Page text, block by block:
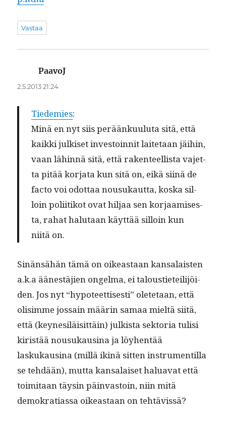
Vastaa
PaavoJ
2.5.2013 21:24
Tiedemies:
Minä en nyt siis peräänku­u­lu­ta sitä, että
kaik­ki julkiset investoin­nit laite­taan jäi­hin,
vaan lähin­nä sitä, että rak­en­teel­lista vajet­
ta pitää kor­ja­ta kun sitä on, eikä siinä de
fac­to voi odot­taa nousukaut­ta, kos­ka sil­
loin poli­itikot ovat hil­jaa sen kor­jaamis­es­
ta, rahat halu­taan käyt­tää sil­loin kun
niitä on.
Sinän­sähän tämä on oikeas­t­aan kansalais­ten
a.k.a äänestäjien ongel­ma, ei talousti­eteil­i­jöi­
den. Jos nyt “hypo­teet­tis­es­ti” olete­taan, että
olisimme jos­sain määrin samaa mieltä siitä,
että (key­ne­siläisit­täin) julk­ista sek­to­ria tulisi
kiristää nousukausi­na ja löy­hen­tää
laskukausi­na (mil­lä ikinä sit­ten instru­men­til­la
se tehdään), mut­ta kansalaiset halu­a­vat että
toim­i­taan täysin päin­vas­toin, niin mitä
demokra­ti­as­sa oikeas­t­aan on tehtävissä?